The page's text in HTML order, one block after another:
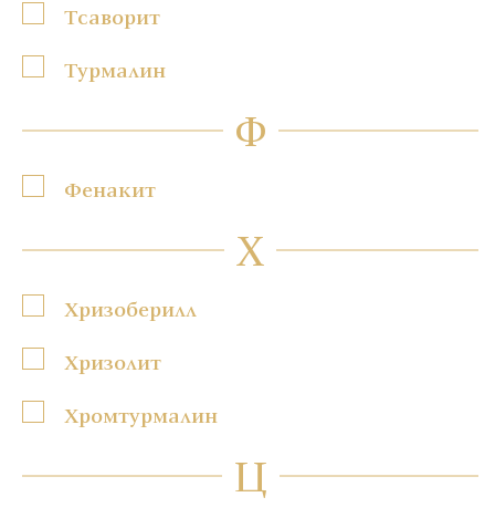
Тсаворит
Турмалин
Ф
Фенакит
Х
Хризоберилл
Хризолит
Хромтурмалин
Ц